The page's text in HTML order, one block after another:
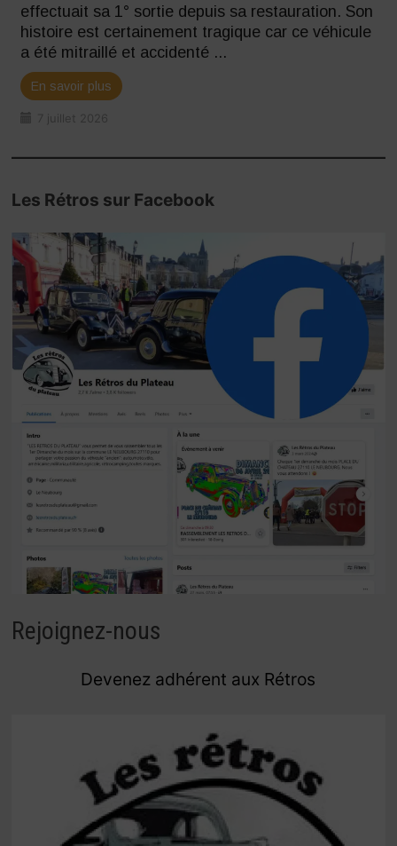
effectuait sa 1° sortie depuis sa restauration. Son
histoire est certainement tragique car ce véhicule
a été mitraillé et accidenté ...
En savoir plus
7 juillet 2026
Les Rétros sur Facebook
Rejoignez-nous
Devenez adhérent aux Rétros